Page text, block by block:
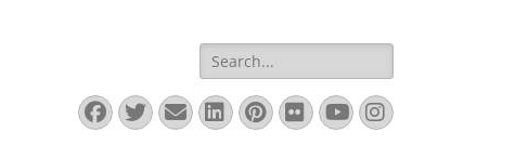
Buscar:
Facebook
Twitter
Correo
electrónico
LinkedIn
Pinterest
FlickrYouTube
Instagram